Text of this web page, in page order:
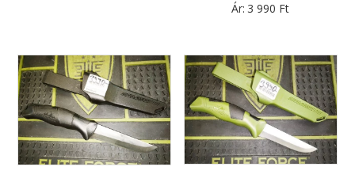
Ár: 3 990 Ft